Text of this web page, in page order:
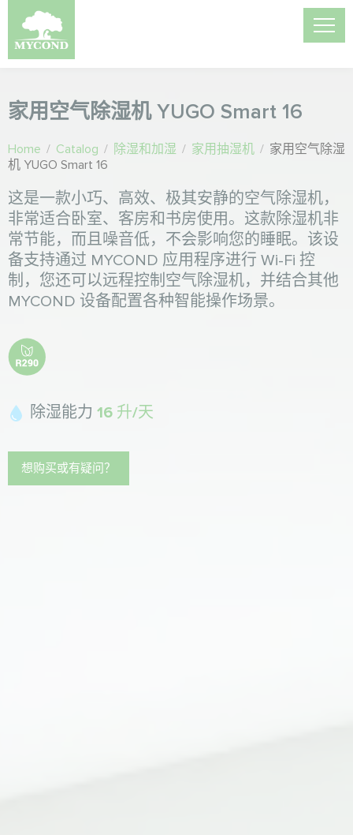
家用空气除湿机 YUGO Smart 16
Home / Catalog / 除湿和加湿 / 家用抽湿机 / 家用空气除湿
机 YUGO Smart 16
这是一款小巧、高效、极其安静的空气除湿机，
非常适合卧室、客房和书房使用。这款除湿机非
常节能，而且噪音低，不会影响您的睡眠。该设
备支持通过 MYCOND 应用程序进行 Wi-Fi 控
制，您还可以远程控制空气除湿机，并结合其他
MYCOND 设备配置各种智能操作场景。
除湿能力 16 升/天
想购买或有疑问？